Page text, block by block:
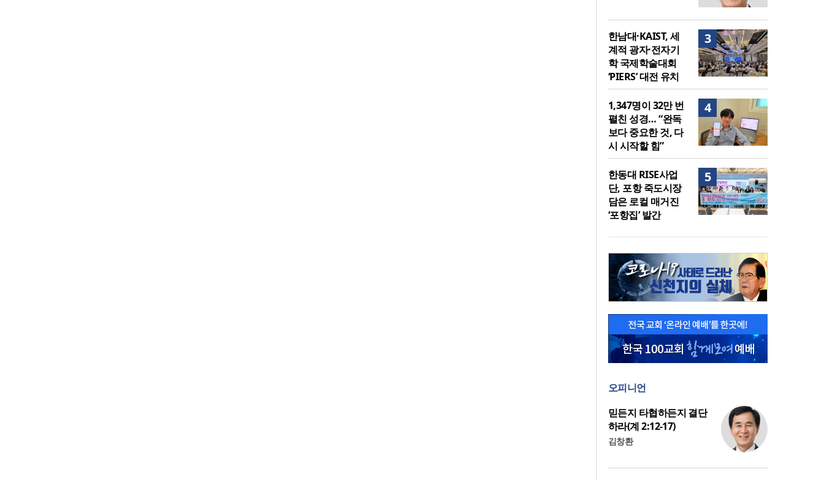
3
한남대·KAIST, 세
계적 광자·전자기
학 국제학술대회
‘PIERS’ 대전 유치
4
1,347명이 32만 번
펼친 성경… “완독
보다 중요한 것, 다
시 시작할 힘”
5
한동대 RISE사업
단, 포항 죽도시장
담은 로컬 매거진
‘포항집’ 발간
오피니언
믿든지 타협하든지 결단
하라(계 2:12-17)
김창환